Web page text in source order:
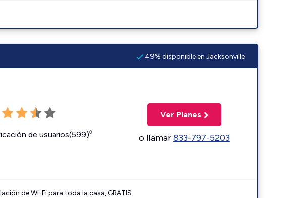
49% disponible en Jacksonville
de usuarios(599)◊
Ver Planes
o llamar833-797-5203
de Wi-Fi para toda la casa, GRATIS.